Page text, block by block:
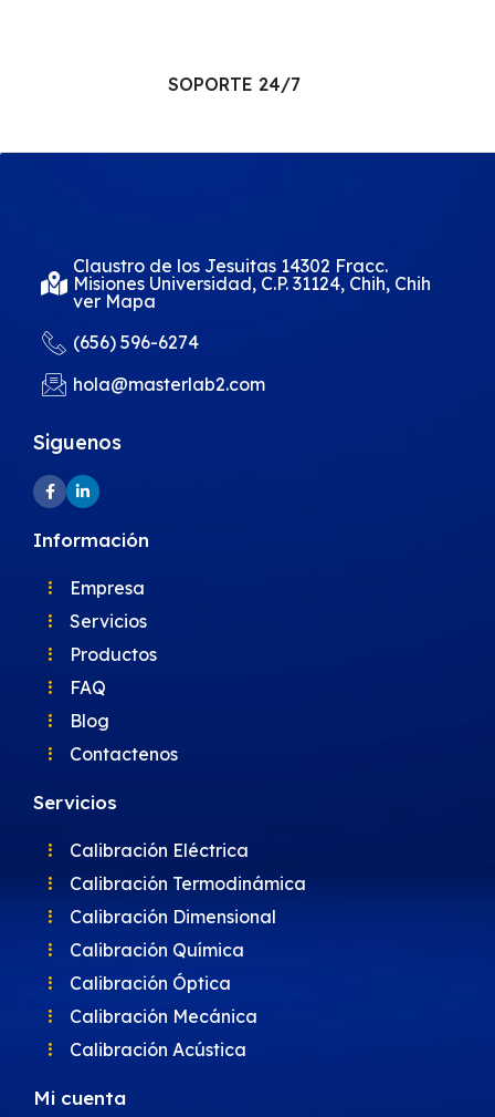
SOPORTE 24/7
Claustro de los Jesuitas 14302 Fracc.
Misiones Universidad, C.P. 31124, Chih, Chih
ver Mapa
(656) 596-6274
hola@masterlab2.com
Siguenos
Información
Empresa
Servicios
Productos
FAQ
Blog
Contactenos
Servicios
Calibración Eléctrica
Calibración Termodinámica
Calibración Dimensional
Calibración Química
Calibración Óptica
Calibración Mecánica
Calibración Acústica
Mi cuenta